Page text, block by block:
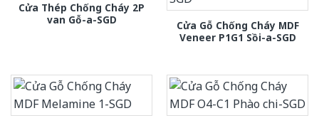
Cửa Thép Chống Cháy 2P
van Gỗ-a-SGD
Cửa Gỗ Chống Cháy MDF
Veneer P1G1 Sồi-a-SGD